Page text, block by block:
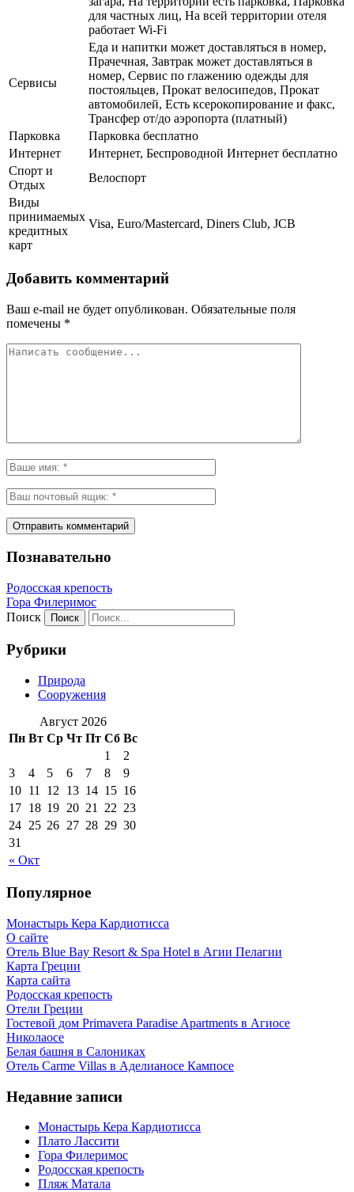
для частных лиц, На всей территории отеля
работает Wi-Fi
Сервисы
Еда и напитки может доставляться в номер,
Прачечная, Завтрак может доставляться в
номер, Сервис по глажению одежды для
постояльцев, Прокат велосипедов, Прокат
автомобилей, Есть ксерокопирование и факс,
Трансфер от/до аэропорта (платный)
Парковка
Парковка бесплатно
Интернет
Интернет, Беспроводной Интернет бесплатно
Спорт и
Отдых
Велоспорт
Виды
принимаемых
кредитных
карт
Visa, Euro/Mastercard, Diners Club, JCB
Добавить комментарий
Ваш e-mail не будет опубликован. Обязательные поля
помечены *
Познавательно
Родосская крепость
Гора Филеримос
Поиск
Рубрики
Природа
Сооружения
Август 2026
Пн Вт Ср Чт Пт Сб Вс
« Окт
1
2
3
4 5 6 7 8
9
10 11 12 13 14 15 16
17 18 19 20 21 22 23
24 25 26 27 28 29 30
31
Популярное
Монастырь Кера Кардиотисса
О сайте
Отель Blue Bay Resort & Spa Hotel в Агии Пелагии
Карта Греции
Карта сайта
Родосская крепость
Отели Греции
Гостевой дом Primavera Paradise Apartments в Агиосе
Николаосе
Белая башня в Салониках
Отель Carme Villas в Аделианосе Кампосе
Недавние записи
Монастырь Кера Кардиотисса
Плато Лассити
Гора Филеримос
Родосская крепость
Пляж Матала